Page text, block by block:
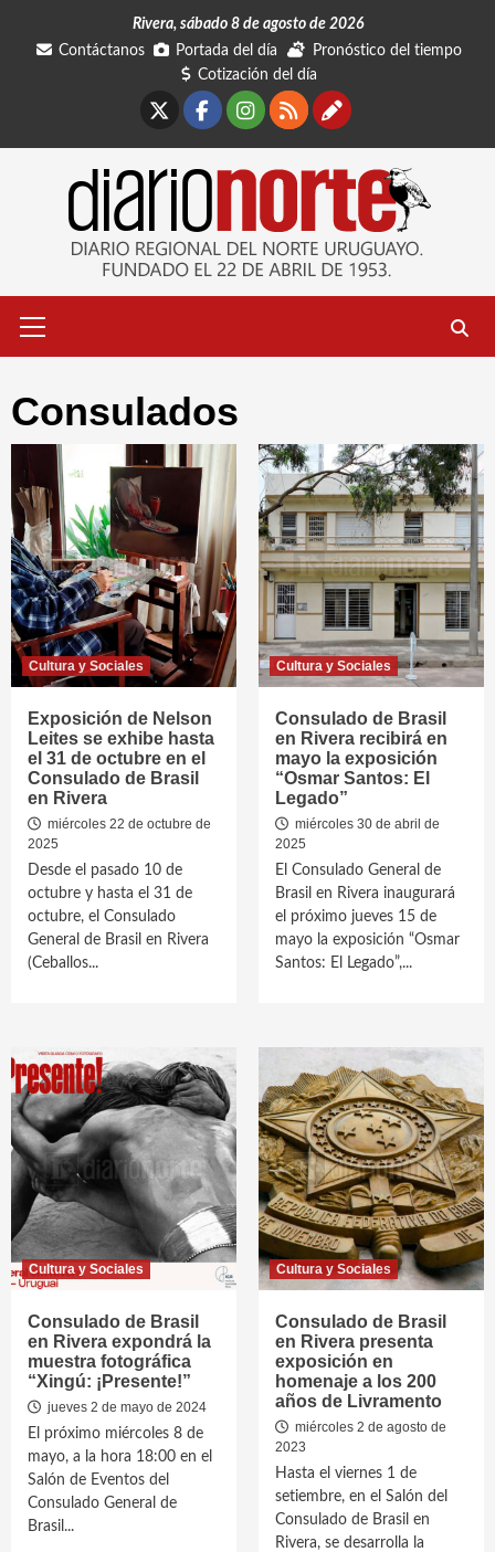
Rivera, sábado 8 de agosto de 2026
Contáctanos
Portada del día
Pronóstico del tiempo
Cotización del día
Facebook
Instagram
RSSContáctanos
primario
Consulados
Cultura y Sociales
Exposición de Nelson
Leites se exhibe hasta
el 31 de octubre en el
Consulado de Brasil
en Rivera
miércoles 22 de octubre de
2025
Desde el pasado 10 de
octubre y hasta el 31 de
octubre, el Consulado
General de Brasil en Rivera
(Ceballos...
Cultura y Sociales
Consulado de Brasil
en Rivera recibirá en
mayo la exposición
“Osmar Santos: El
Legado”
miércoles 30 de abril de
2025
El Consulado General de
Brasil en Rivera inaugurará
el próximo jueves 15 de
mayo la exposición “Osmar
Santos: El Legado”,...
Cultura y Sociales
Consulado de Brasil
en Rivera expondrá la
muestra fotográfica
“Xingú: ¡Presente!”
jueves 2 de mayo de 2024
El próximo miércoles 8 de
mayo, a la hora 18:00 en el
Salón de Eventos del
Consulado General de
Brasil...
Cultura y Sociales
Consulado de Brasil
en Rivera presenta
exposición en
homenaje a los 200
años de Livramento
miércoles 2 de agosto de
2023
Hasta el viernes 1 de
setiembre, en el Salón del
Consulado de Brasil en
Rivera, se desarrolla la